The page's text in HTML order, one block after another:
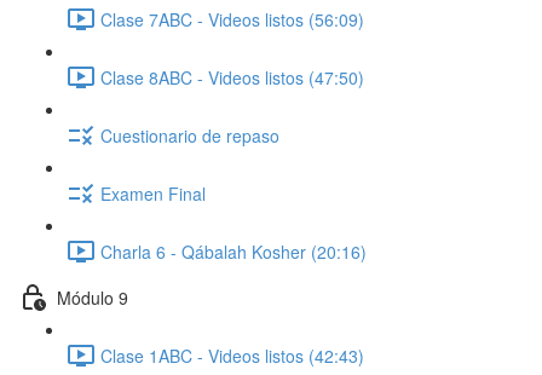
Clase 7ABC - Videos listos (56:09)
Clase 8ABC - Videos listos (47:50)
Cuestionario de repaso
Examen Final
Charla 6 - Qábalah Kosher (20:16)
Módulo 9
Clase 1ABC - Videos listos (42:43)